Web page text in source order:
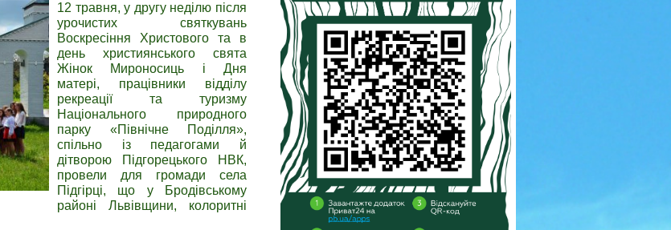
12 травня, у другу неділю після
урочистих святкувань
Воскресіння Христового та в
день християнського свята
Жінок Мироносиць і Дня
матері, працівники відділу
рекреації та туризму
Національного природного
парку «Північне Поділля»,
спільно із педагогами й
дітворою Підгорецького НВК,
провели для громади села
Підгірці, що у Бродівському
районі Львівщини, колоритні